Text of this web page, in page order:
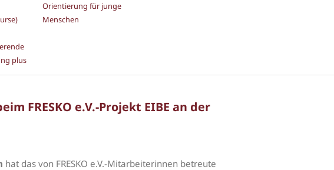
plus
Orientierung für junge
Menschen
FRESKO e.V.-Projekt EIBE an der
hat das von FRESKO e.V.-Mitarbeiterinnen betreute